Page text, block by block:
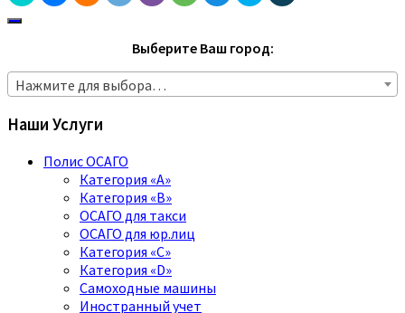
Выберите Ваш город:
Нажмите для выбора…
Наши Услуги
Полис ОСАГО
Категория «A»
Категория «B»
ОСАГО для такси
ОСАГО для юр.лиц
Категория «C»
Категория «D»
Самоходные машины
Иностранный учет